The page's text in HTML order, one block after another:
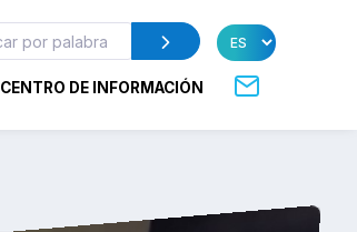
CENTRO DE INFORMACIÓN